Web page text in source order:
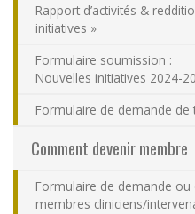
Espace membre
Rapport d’activités &
initiatives »
Formulaire soumission :
Nouvelles initiatives 2024-
Formulaire de demande de
Comment devenir membre
Formulaire de demande
membres cliniciens/